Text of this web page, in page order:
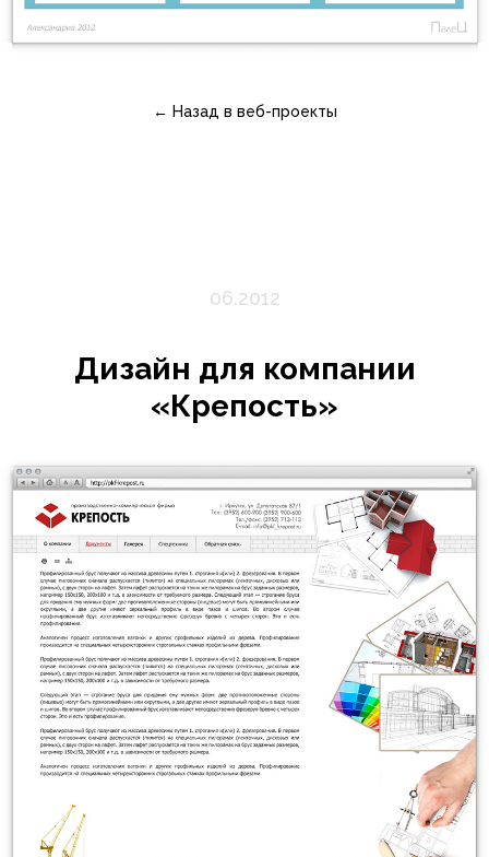
← Назад в веб-проекты
06.2012
Дизайн для компании
«Крепость»